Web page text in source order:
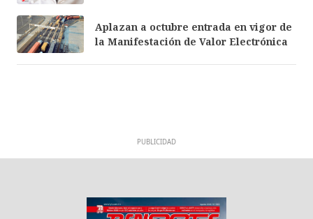
Aplazan a octubre entrada en vigor de
la Manifestación de Valor Electrónica
PUBLICIDAD